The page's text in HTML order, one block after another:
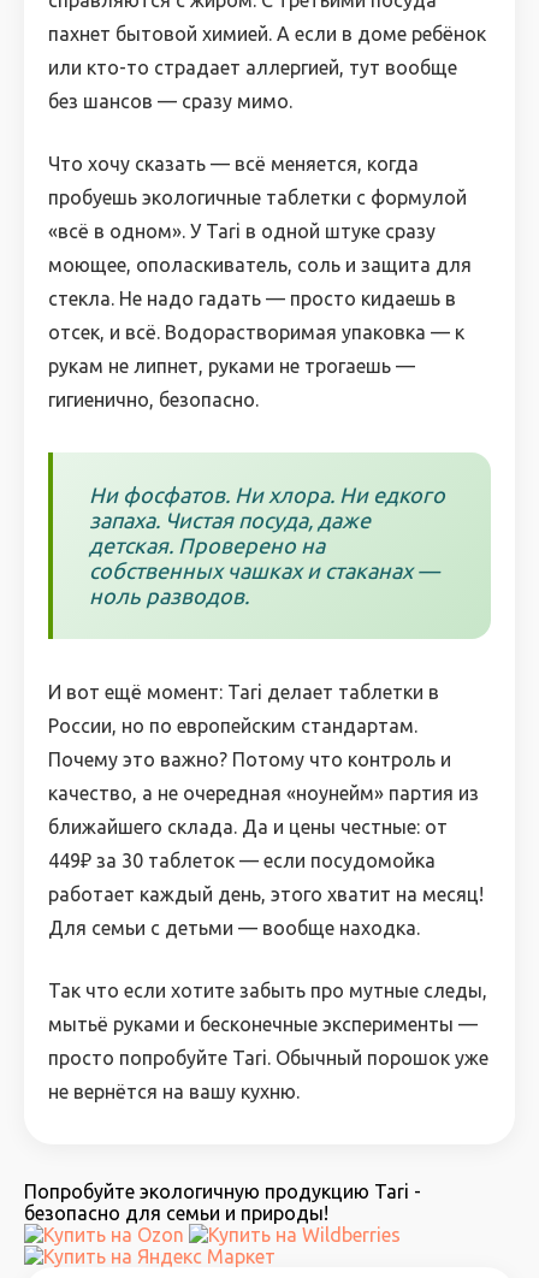
пахнет бытовой химией. А если в доме ребёнок
или кто-то страдает аллергией, тут вообще
без шансов — сразу мимо.
Что хочу сказать — всё меняется, когда
пробуешь экологичные таблетки с формулой
«всё в одном». У Tari в одной штуке сразу
моющее, ополаскиватель, соль и защита для
стекла. Не надо гадать — просто кидаешь в
отсек, и всё. Водорастворимая упаковка — к
рукам не липнет, руками не трогаешь —
гигиенично, безопасно.
Ни фосфатов. Ни хлора. Ни едкого
запаха. Чистая посуда, даже
детская. Проверено на
собственных чашках и стаканах —
ноль разводов.
И вот ещё момент: Tari делает таблетки в
России, но по европейским стандартам.
Почему это важно? Потому что контроль и
качество, а не очередная «ноунейм» партия из
ближайшего склада. Да и цены честные: от
449₽ за 30 таблеток — если посудомойка
работает каждый день, этого хватит на месяц!
Для семьи с детьми — вообще находка.
Так что если хотите забыть про мутные следы,
мытьё руками и бесконечные эксперименты —
просто попробуйте Tari. Обычный порошок уже
не вернётся на вашу кухню.
Попробуйте экологичную продукцию Tari -
безопасно для семьи и природы!